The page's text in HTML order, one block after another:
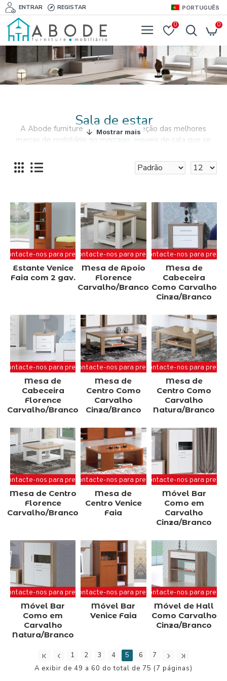
ENTRAR REGISTAR PORTUGUÊS
0 0
Sala de estar
A Abode furniture oferece uma seleção das melhores
marcas de mobiliário do mercado. Móveis de sala que se
o tipo de carteiras.
acessórios como cortinados e tapetes. Compre online o
seu mobiliário e acessórios de sala de estar em
furnishyourabode.com
Contacte-nos para preço
Estante Venice
Faia com 2 gav.
Contacte-nos para preço
Mesa de Apoio
Florence
Carvalho/Branco
Contacte-nos para preço
Mesa de
Cabeceira
Como Carvalho
Cinza/Branco
Contacte-nos para preço
Mesa de
Cabeceira
Florence
Carvalho/Branco
Contacte-nos para preço
Mesa de
Centro Como
Carvalho
Cinza/Branco
Contacte-nos para preço
Mesa de
Centro Como
Carvalho
Natura/Branco
Contacte-nos para preço
Mesa de Centro
Florence
Carvalho/Branco
Contacte-nos para preço
Mesa de
Centro Venice
Faia
Contacte-nos para preço
Móvel Bar
Como em
Carvalho
Cinza/Branco
Contacte-nos para preço
Móvel Bar
Como em
Carvalho
Natura/Branco
Contacte-nos para preço
Móvel Bar
Venice Faia
Contacte-nos para preço
Móvel de Hall
Como Carvalho
Cinza/Branco
1 2 3 4 5 6
7
A exibir de 49 a 60 do total de 75 (7 páginas)